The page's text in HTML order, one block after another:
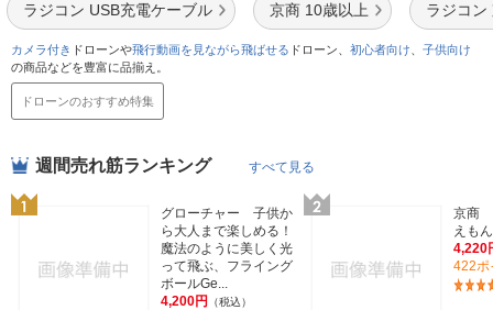
ラジコン USB充電ケーブル 京商 10歳以上 ラジコン
カメラ付き ドローンや飛行動画を見ながら飛ばせる ドローン、 初心者向け
子供向け
の商品などを豊富に品揃え。
ドローンのおすすめ特集
週間売れ筋ランキング すべて見る
グローチャー 子供か
ら大人まで楽しめる！
魔法のように美しく光
って飛ぶ、フライング
ボールGe...
4,200円
（税込）
京商
えもん
4,220
422ポ